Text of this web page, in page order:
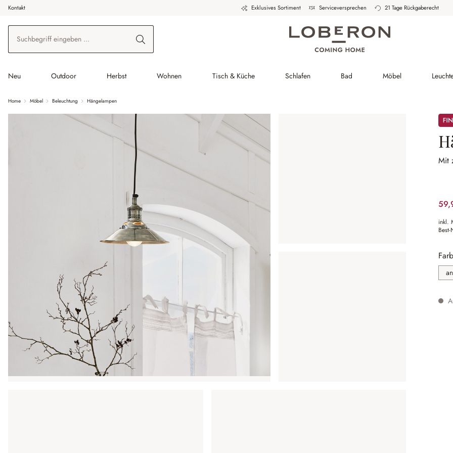
Hauptinhalt springen
Zur Suche springen
Zur Hauptnavigation springen
Kontakt Exklusives Sortiment Serviceversprechen 21 Tage Rückgaberecht
Neu Outdoor Herbst Wohnen Tisch & Küche Schlafen Bad Möbel
Home Möbel Beleuchtung Hängelampen
Sale
Mit
inkl.
Best-